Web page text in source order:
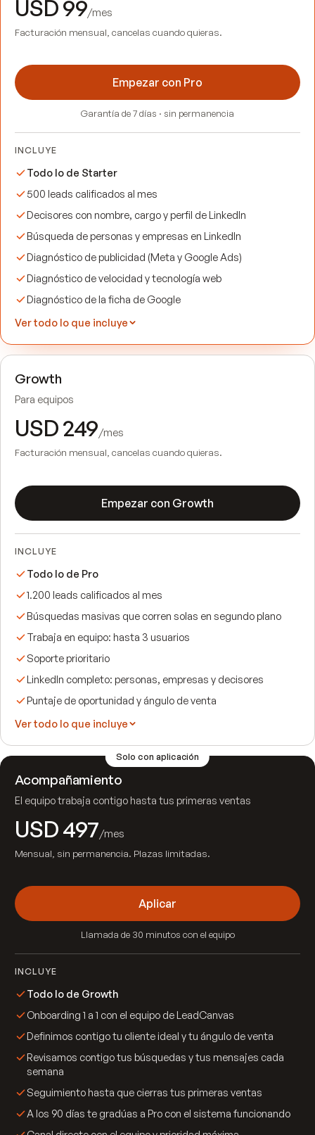
USD 99/mes
Facturación mensual, cancelas cuando quieras.
Empezar con Pro
Garantía de 7 días · sin permanencia
INCLUYE
Todo lo de Starter
500 leads calificados al mes
Decisores con nombre, cargo y perfil de LinkedIn
Búsqueda de personas y empresas en LinkedIn
Diagnóstico de publicidad (Meta y Google Ads)
Diagnóstico de velocidad y tecnología web
Diagnóstico de la ficha de Google
Ver todo lo que incluye
Growth
Para equipos
USD 249/mes
Facturación mensual, cancelas cuando quieras.
Empezar con Growth
INCLUYE
Todo lo de Pro
1.200 leads calificados al mes
Búsquedas masivas que corren solas en segundo plano
Trabaja en equipo: hasta 3 usuarios
Soporte prioritario
LinkedIn completo: personas, empresas y decisores
Puntaje de oportunidad y ángulo de venta
Ver todo lo que incluye
Solo con aplicación
Acompañamiento
El equipo trabaja contigo hasta tus primeras ventas
USD 497/mes
Mensual, sin permanencia. Plazas limitadas.
Aplicar
Llamada de 30 minutos con el equipo
INCLUYE
Todo lo de Growth
Onboarding 1 a 1 con el equipo de LeadCanvas
Definimos contigo tu cliente ideal y tu ángulo de venta
Revisamos contigo tus búsquedas y tus mensajes cada
semana
Seguimiento hasta que cierras tus primeras ventas
A los 90 días te gradúas a Pro con el sistema funcionando